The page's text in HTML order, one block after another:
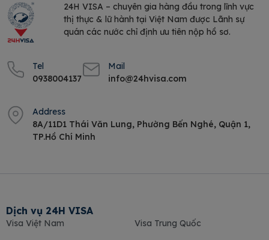
24H VISA – chuyên gia hàng đầu trong lĩnh vực
thị thực & lữ hành tại Việt Nam được Lãnh sự
quán các nước chỉ định ưu tiên nộp hồ sơ.
Tel
0938004137
Mail
info@24hvisa.com
Address
8A/11D1 Thái Văn Lung, Phường Bến Nghé, Quận 1,
TP.Hồ Chí Minh
Dịch vụ 24H VISA
Visa Việt Nam Visa Trung Quốc